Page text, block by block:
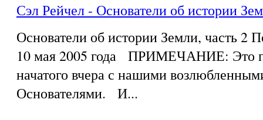
Сэл Рейчел - Основатели об истории
Основатели об истории Земли, часть 2
10 мая 2005 года ПРИМЕЧАНИЕ: Это
начатого вчера с нашими
Основателями. И...